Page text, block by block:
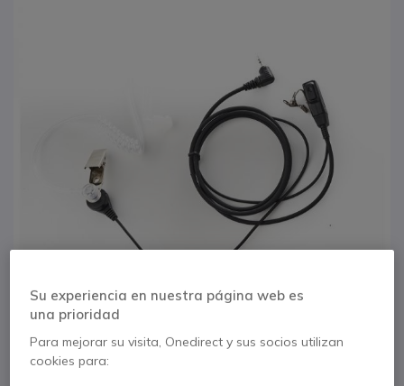
Su experiencia en nuestra página web es
una prioridad
Para mejorar su visita, Onedirect y sus socios utilizan
cookies para: